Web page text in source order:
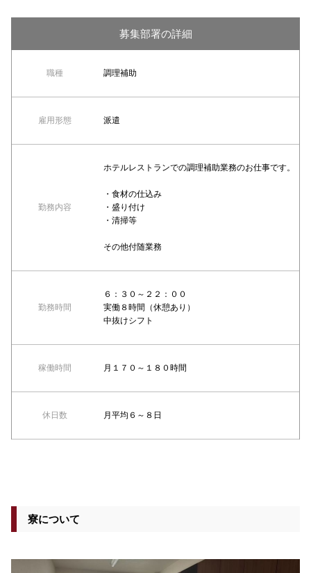
募集部署の詳細
職種 調理補助
雇用形態 派遣
勤務内容
ホテルレストランでの調理補助業務のお仕事です。
・食材の仕込み
・盛り付け
・清掃等
その他付随業務
勤務時間
６：３０～２２：００
実働８時間（休憩あり）
中抜けシフト
稼働時間 月１７０～１８０時間
休日数 月平均６～８日
寮について